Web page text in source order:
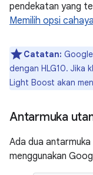
pendekatan yang
Memilih opsi
Catatan:
dengan HLG10. Jika
Light Boost akan
Antarmuka
Ada dua
menggunakan